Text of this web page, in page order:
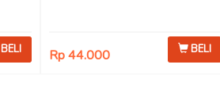
BELI Rp 44.000 BELI